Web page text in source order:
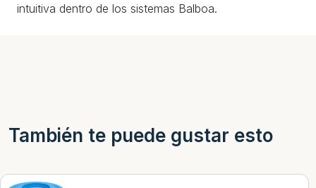
intuitiva dentro de los sistemas Balboa.
También te puede gustar esto